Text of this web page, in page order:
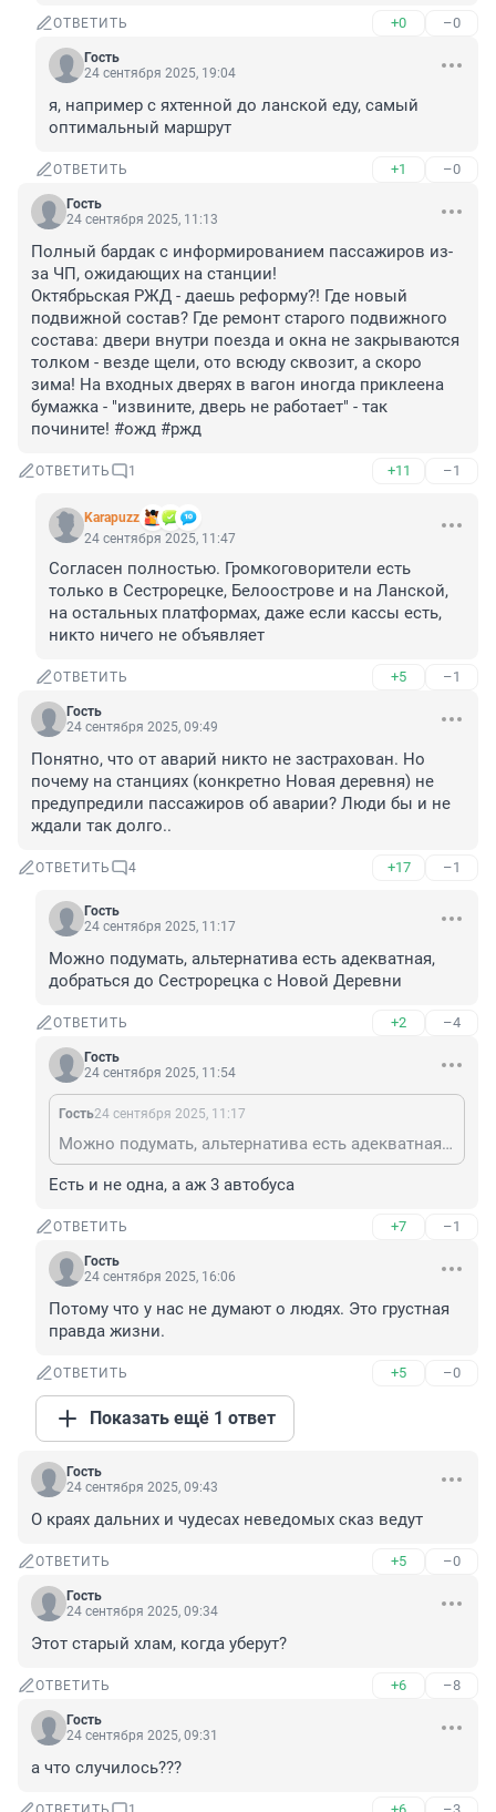
ОТВЕТИТЬ +0 –0
Гость
24 сентября 2025, 19:04
я, например с яхтенной до ланской еду, самый
оптимальный маршрут
ОТВЕТИТЬ +1 –0
Гость
24 сентября 2025, 11:13
Полный бардак с информированием пассажиров из-
за ЧП, ожидающих на станции!
Октябрьская РЖД - даешь реформу?! Где новый
подвижной состав? Где ремонт старого подвижного
состава: двери внутри поезда и окна не закрываются
толком - везде щели, ото всюду сквозит, а скоро
зима! На входных дверях в вагон иногда приклеена
бумажка - "извините, дверь не работает" - так
почините! #ожд #ржд
ОТВЕТИТЬ 1 +11 –1
Karapuzz
24 сентября 2025, 11:47
Согласен полностью. Громкоговорители есть
только в Сестрорецке, Белоострове и на Ланской,
на остальных платформах, даже если кассы есть,
никто ничего не объявляет
ОТВЕТИТЬ +5 –1
Гость
24 сентября 2025, 09:49
Понятно, что от аварий никто не застрахован. Но
почему на станциях (конкретно Новая деревня) не
предупредили пассажиров об аварии? Люди бы и не
ждали так долго..
ОТВЕТИТЬ 4 +17 –1
Гость
24 сентября 2025, 11:17
Можно подумать, альтернатива есть адекватная,
добраться до Сестрорецка с Новой Деревни
ОТВЕТИТЬ +2 –4
Гость
24 сентября 2025, 11:54
Гость24 сентября 2025, 11:17
Можно подумать, альтернатива есть адекватная, добраться до Сестрорецка с Новой Деревни
Есть и не одна, а аж 3 автобуса
ОТВЕТИТЬ +7 –1
Гость
24 сентября 2025, 16:06
Потому что у нас не думают о людях. Это грустная
правда жизни.
ОТВЕТИТЬ +5 –0
Показать ещё 1 ответ
Гость
24 сентября 2025, 09:43
О краях дальних и чудесах неведомых сказ ведут
ОТВЕТИТЬ +5 –0
Гость
24 сентября 2025, 09:34
Этот старый хлам, когда уберут?
ОТВЕТИТЬ +6 –8
Гость
24 сентября 2025, 09:31
а что случилось???